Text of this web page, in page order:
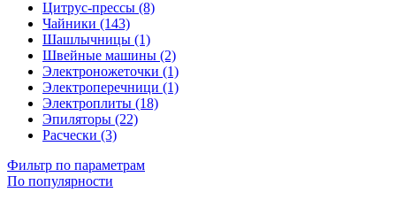
Цитрус-прессы (8)
Чайники (143)
Шашлычницы (1)
Швейные машины (2)
Электроножеточки (1)
Электроперечници (1)
Электроплиты (18)
Эпиляторы (22)
Расчески (3)
Фильтр по параметрам
По популярности